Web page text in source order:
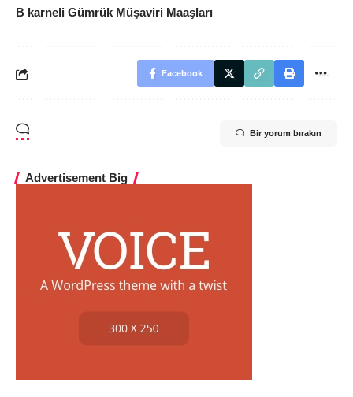
B karneli Gümrük Müşaviri Maaşları
Facebook
Bir yorum bırakın
Advertisement Big